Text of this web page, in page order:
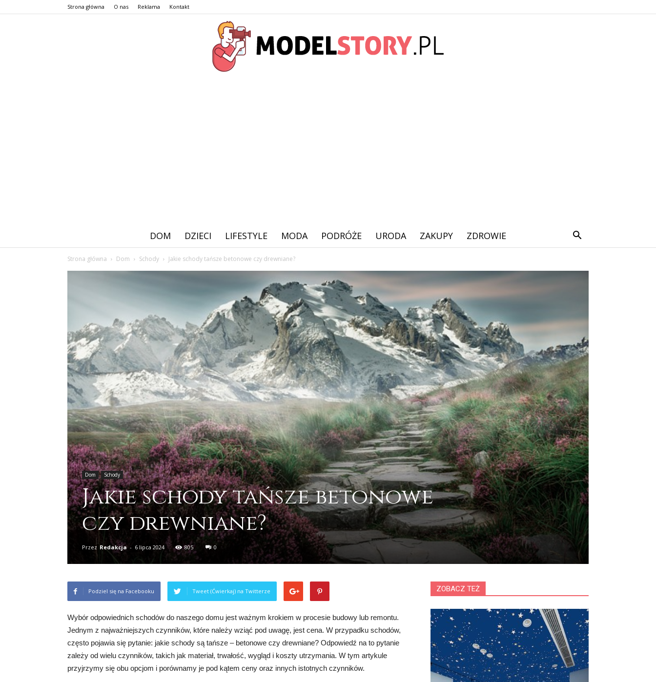
Strona główna O nas Reklama Kontakt
DOM DZIECI LIFESTYLE MODA PODRÓŻE URODA ZAKUPY ZDROWIE
Strona główna Dom Schody Jakie schody tańsze betonowe czy drewniane?
Dom Schody
Jakie schody tańsze betonowe
czy drewniane?
Przez Redakcja - 6 lipca 2024 805 0
Podziel się na Facebooku Tweet (Ćwierkaj) na Twitterze
Wybór odpowiednich schodów do naszego domu jest ważnym krokiem w procesie budowy lub remontu.
Jednym z najważniejszych czynników, które należy wziąć pod uwagę, jest cena. W przypadku schodów,
często pojawia się pytanie: jakie schody są tańsze – betonowe czy drewniane? Odpowiedź na to pytanie
zależy od wielu czynników, takich jak materiał, trwałość, wygląd i koszty utrzymania. W tym artykule
przyjrzymy się obu opcjom i porównamy je pod kątem ceny oraz innych istotnych czynników.
ZOBACZ TEŻ